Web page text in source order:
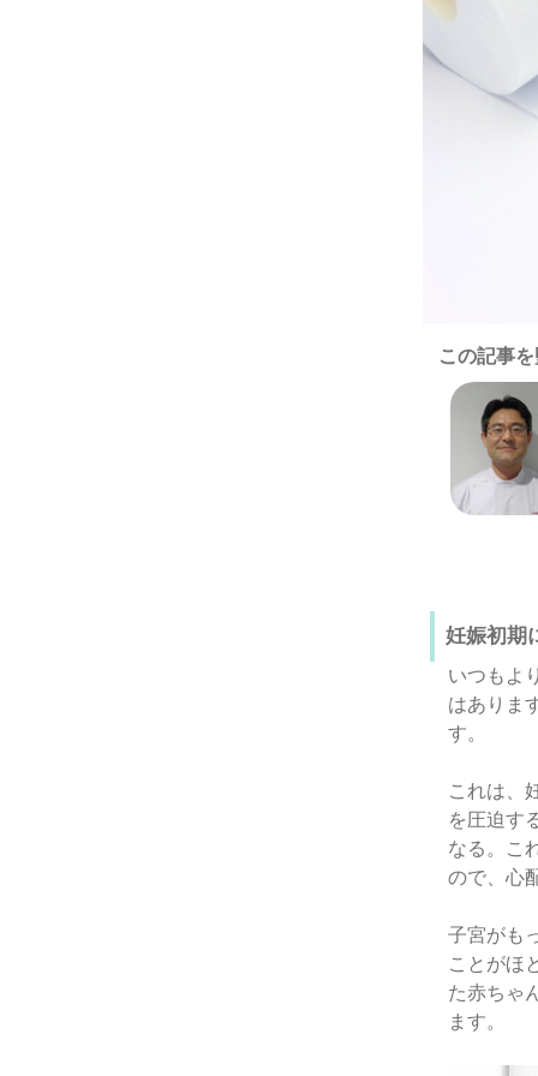
この記事
妊娠初期
いつもよ
はありま
す。
これは、
を圧迫す
なる。こ
ので、心
子宮がも
ことがほ
た赤ちゃ
ます。